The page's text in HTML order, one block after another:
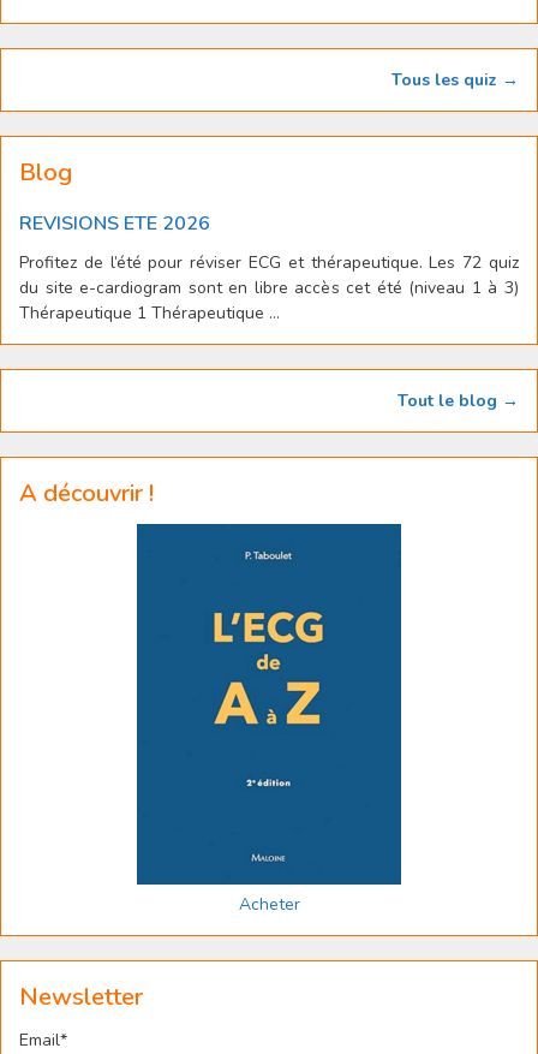
Tous les quiz →
Blog
REVISIONS ETE 2026
Profitez de l’été pour réviser ECG et thérapeutique. Les 72 quiz
du site e-cardiogram sont en libre accès cet été (niveau 1 à 3)
Thérapeutique 1 Thérapeutique ...
Tout le blog →
A découvrir !
Acheter
Newsletter
Email*